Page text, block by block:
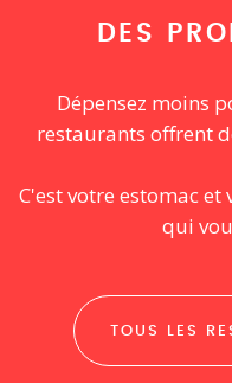
DES
Dépensez moins
restaurants offrent
C'est votre estomac
qui
TOUS LES